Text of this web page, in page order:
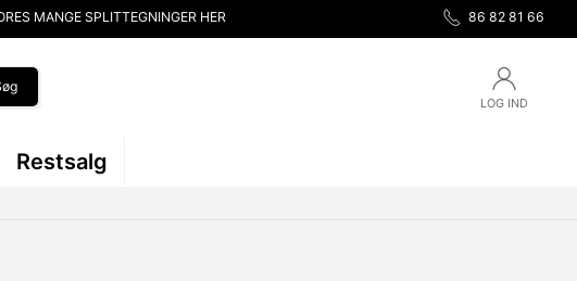
MANGE SPLITTEGNINGER HER 86 82 81 66
LOG IND
Restsalg